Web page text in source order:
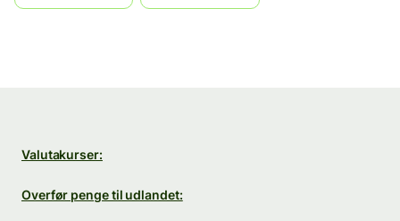
Valutakurser:
Overfør penge til udlandet: